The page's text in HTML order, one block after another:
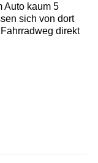
Auto kaum 5
sich von dort
direkt